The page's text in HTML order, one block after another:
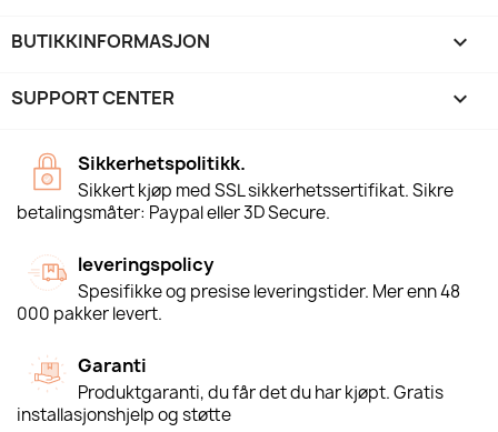
BUTIKKINFORMASJON keyboard_arrow_down
SUPPORT CENTER 
Sikkerhetspolitikk.
Sikkert kjøp med SSL sikkerhetssertifikat. Sikre
betalingsmåter: Paypal eller 3D Secure.
leveringspolicy
Spesifikke og presise leveringstider. Mer enn 48
000 pakker levert.
Garanti
Produktgaranti, du får det du har kjøpt. Gratis
installasjonshjelp og støtte